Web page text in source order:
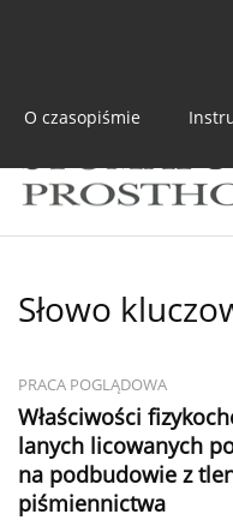
O czasopiśmie
Słowo
PRACA POGLĄDOWA
Właściwości
lanych licowanych
na podbudowie z
piśmiennictwa